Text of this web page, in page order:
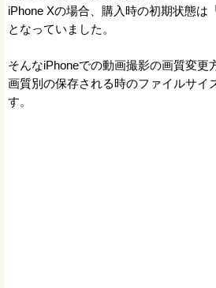
iPhone Xの場合、購入時の初期状態は
となっていました。
そんなiPhoneでの動画撮影の画質変更
画質別の保存される時のファイルサイ
す。